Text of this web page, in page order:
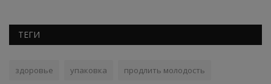
ТЕГИ
здоровье упаковка продлить молодость